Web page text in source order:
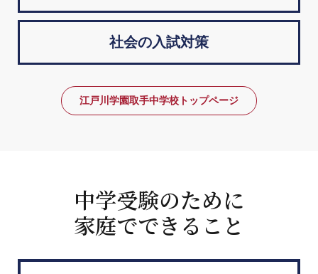
社会の入試対策
江戸川学園取手中学校トップページ
中学受験のために
家庭でできること